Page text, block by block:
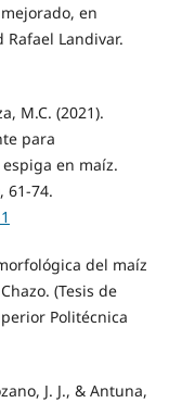
en
Rafael Landivar.
M.C. (2021).
para
en maíz.
61-74.
del maíz
(Tesis de
Politécnica
J. J., & Antuna,